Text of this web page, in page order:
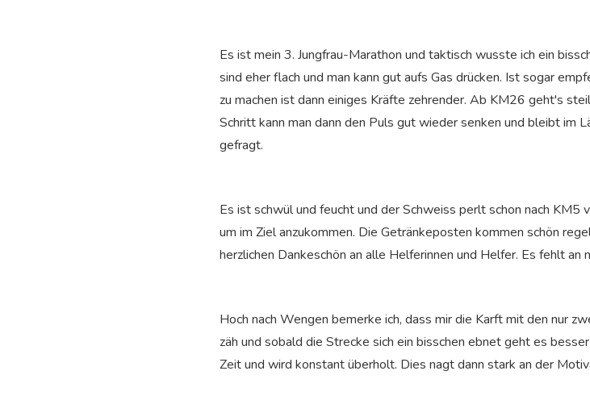
Es ist mein 3. Jungfrau-Marathon und taktisch wusste ich ein
sind eher flach und man kann gut aufs Gas drücken. Ist sogar
zu machen ist dann einiges Kräfte zehrender. Ab KM26 geht's
Schritt kann man dann den Puls gut wieder senken und bleibt im
gefragt.
Es ist schwül und feucht und der Schweiss perlt schon nach
um im Ziel anzukommen. Die Getränkeposten kommen schön
herzlichen Dankeschön an alle Helferinnen und Helfer. Es fehlt an
Hoch nach Wengen bemerke ich, dass mir die Karft mit den nur
zäh und sobald die Strecke sich ein bisschen ebnet geht es
Zeit und wird konstant überholt. Dies nagt dann stark an der